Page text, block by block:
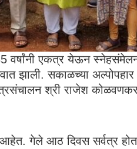
एकत्र येऊन
झाली. सकाळच्या
श्री राजेश
आहेत. गेले आठ दिवस सर्वत्र